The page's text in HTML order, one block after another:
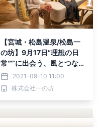
【宮城・松島温泉/松島⼀
の坊】9月17日“理想の日
常℠”に出会う、風とつな
がる新客室が全14室GRAN
D OPEN
2021-09-10 11:00
株式会社一の坊